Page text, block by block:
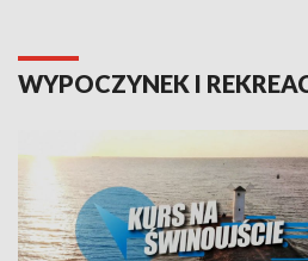
WYPOCZYNEK I